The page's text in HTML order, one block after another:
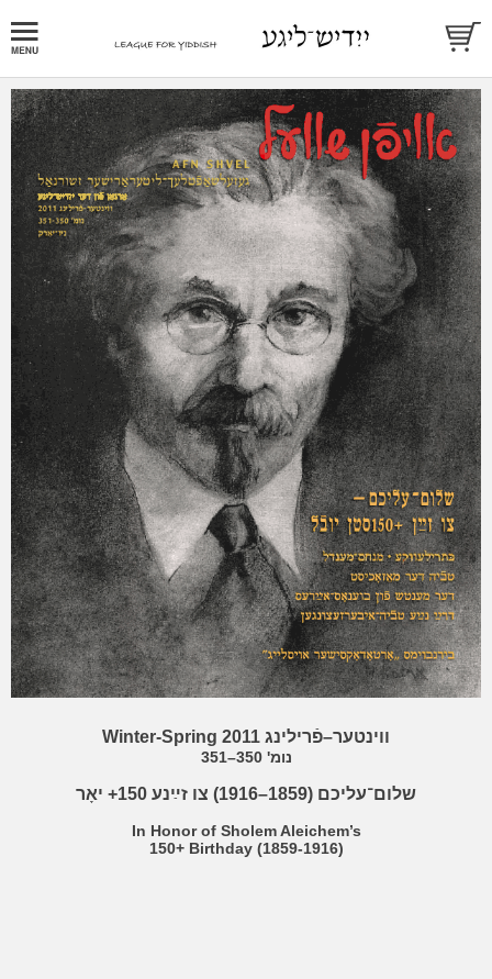
Winter-Spring 2011 ווינטער–פֿרילינג
נומ' 350–351
שלום־עליכם (1859–1916) צו זײַנע 150+ יאָר
In Honor of Sholem Aleichem’s
150+ Birthday (1859-1916)